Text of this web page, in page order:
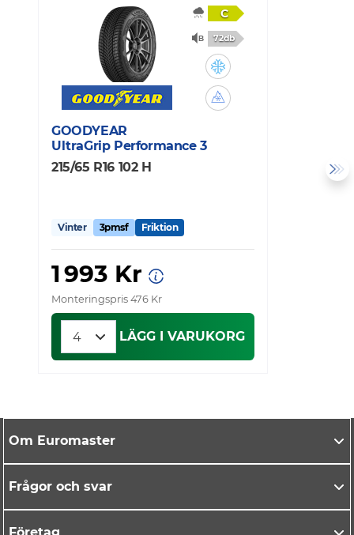
C
72db
GOODYEAR
UltraGrip Performance 3
215/65 R16 102 H
Vinter 3pmsf Friktion
1 993 Kr
Monteringspris 476 Kr
LÄGG I VARUKORG
Om Euromaster
Frågor och svar